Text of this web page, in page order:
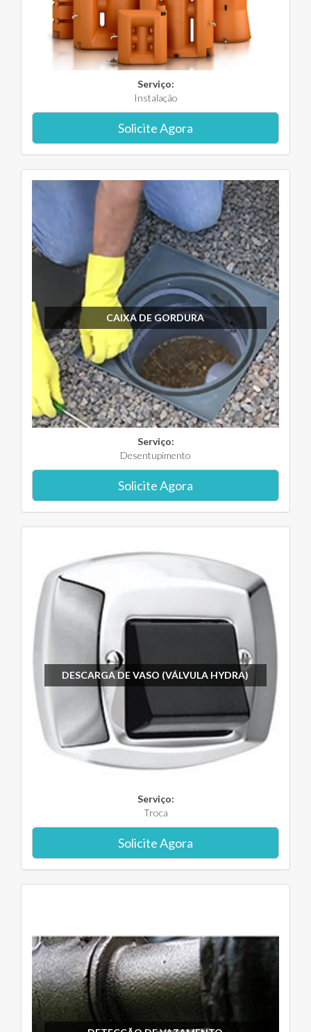
Serviço:
Instalação
Solicite Agora
CAIXA DE GORDURA
Serviço:
Desentupimento
Solicite Agora
DESCARGA DE VASO (VÁLVULA HYDRA)
Serviço:
Troca
Solicite Agora